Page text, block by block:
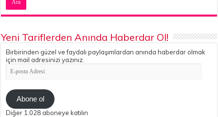
Yeni Tariflerden Anında Haberdar Ol!
Birbirinden güzel ve faydalı paylaşımlardan anında haberdar olmak
için mail adresinizi yazınız.
E-
posta
Abone ol
Diğer 1.028 aboneye katılın